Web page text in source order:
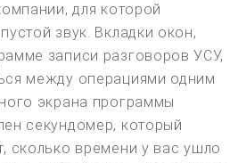
для которой
звук. Вкладки окон,
записи разговоров УСУ,
между операциями одним
экрана программы
секундомер, который
сколько времени у вас ушло